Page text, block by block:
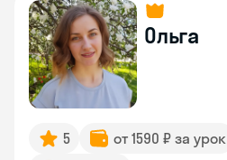
Ольга
5 от 1590 ₽ за урок